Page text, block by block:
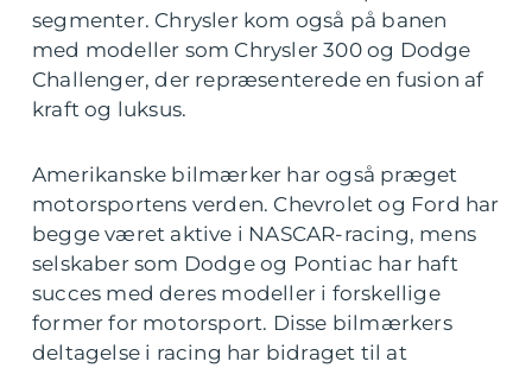
segmenter. Chrysler kom også på banen
med modeller som Chrysler 300 og Dodge
Challenger, der repræsenterede en fusion af
kraft og luksus.
Amerikanske bilmærker har også præget
motorsportens verden. Chevrolet og Ford har
begge været aktive i NASCAR-racing, mens
selskaber som Dodge og Pontiac har haft
succes med deres modeller i forskellige
former for motorsport. Disse bilmærkers
deltagelse i racing har bidraget til at